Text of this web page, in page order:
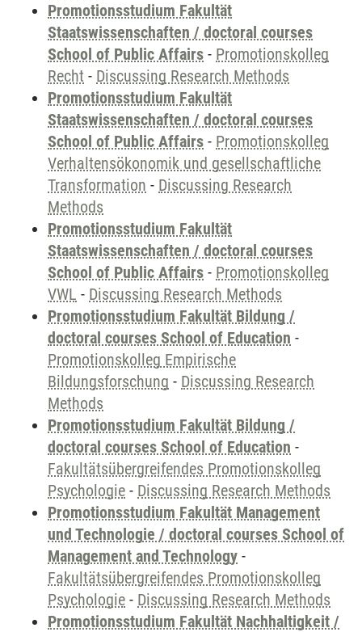
Promotionsstudium Fakultät
Staatswissenschaften / doctoral courses
School of Public Affairs - Promotionskolleg
Recht - Discussing Research Methods
Promotionsstudium Fakultät
Staatswissenschaften / doctoral courses
School of Public Affairs - Promotionskolleg
Verhaltensökonomik und gesellschaftliche
Transformation - Discussing Research
Methods
Promotionsstudium Fakultät
Staatswissenschaften / doctoral courses
School of Public Affairs - Promotionskolleg
VWL - Discussing Research Methods
Promotionsstudium Fakultät Bildung /
doctoral courses School of Education -
Promotionskolleg Empirische
Bildungsforschung - Discussing Research
Methods
Promotionsstudium Fakultät Bildung /
doctoral courses School of Education -
Fakultätsübergreifendes Promotionskolleg
Psychologie - Discussing Research Methods
Promotionsstudium Fakultät Management
und Technologie / doctoral courses School of
Management and Technology -
Fakultätsübergreifendes Promotionskolleg
Psychologie - Discussing Research Methods
Promotionsstudium Fakultät Nachhaltigkeit /